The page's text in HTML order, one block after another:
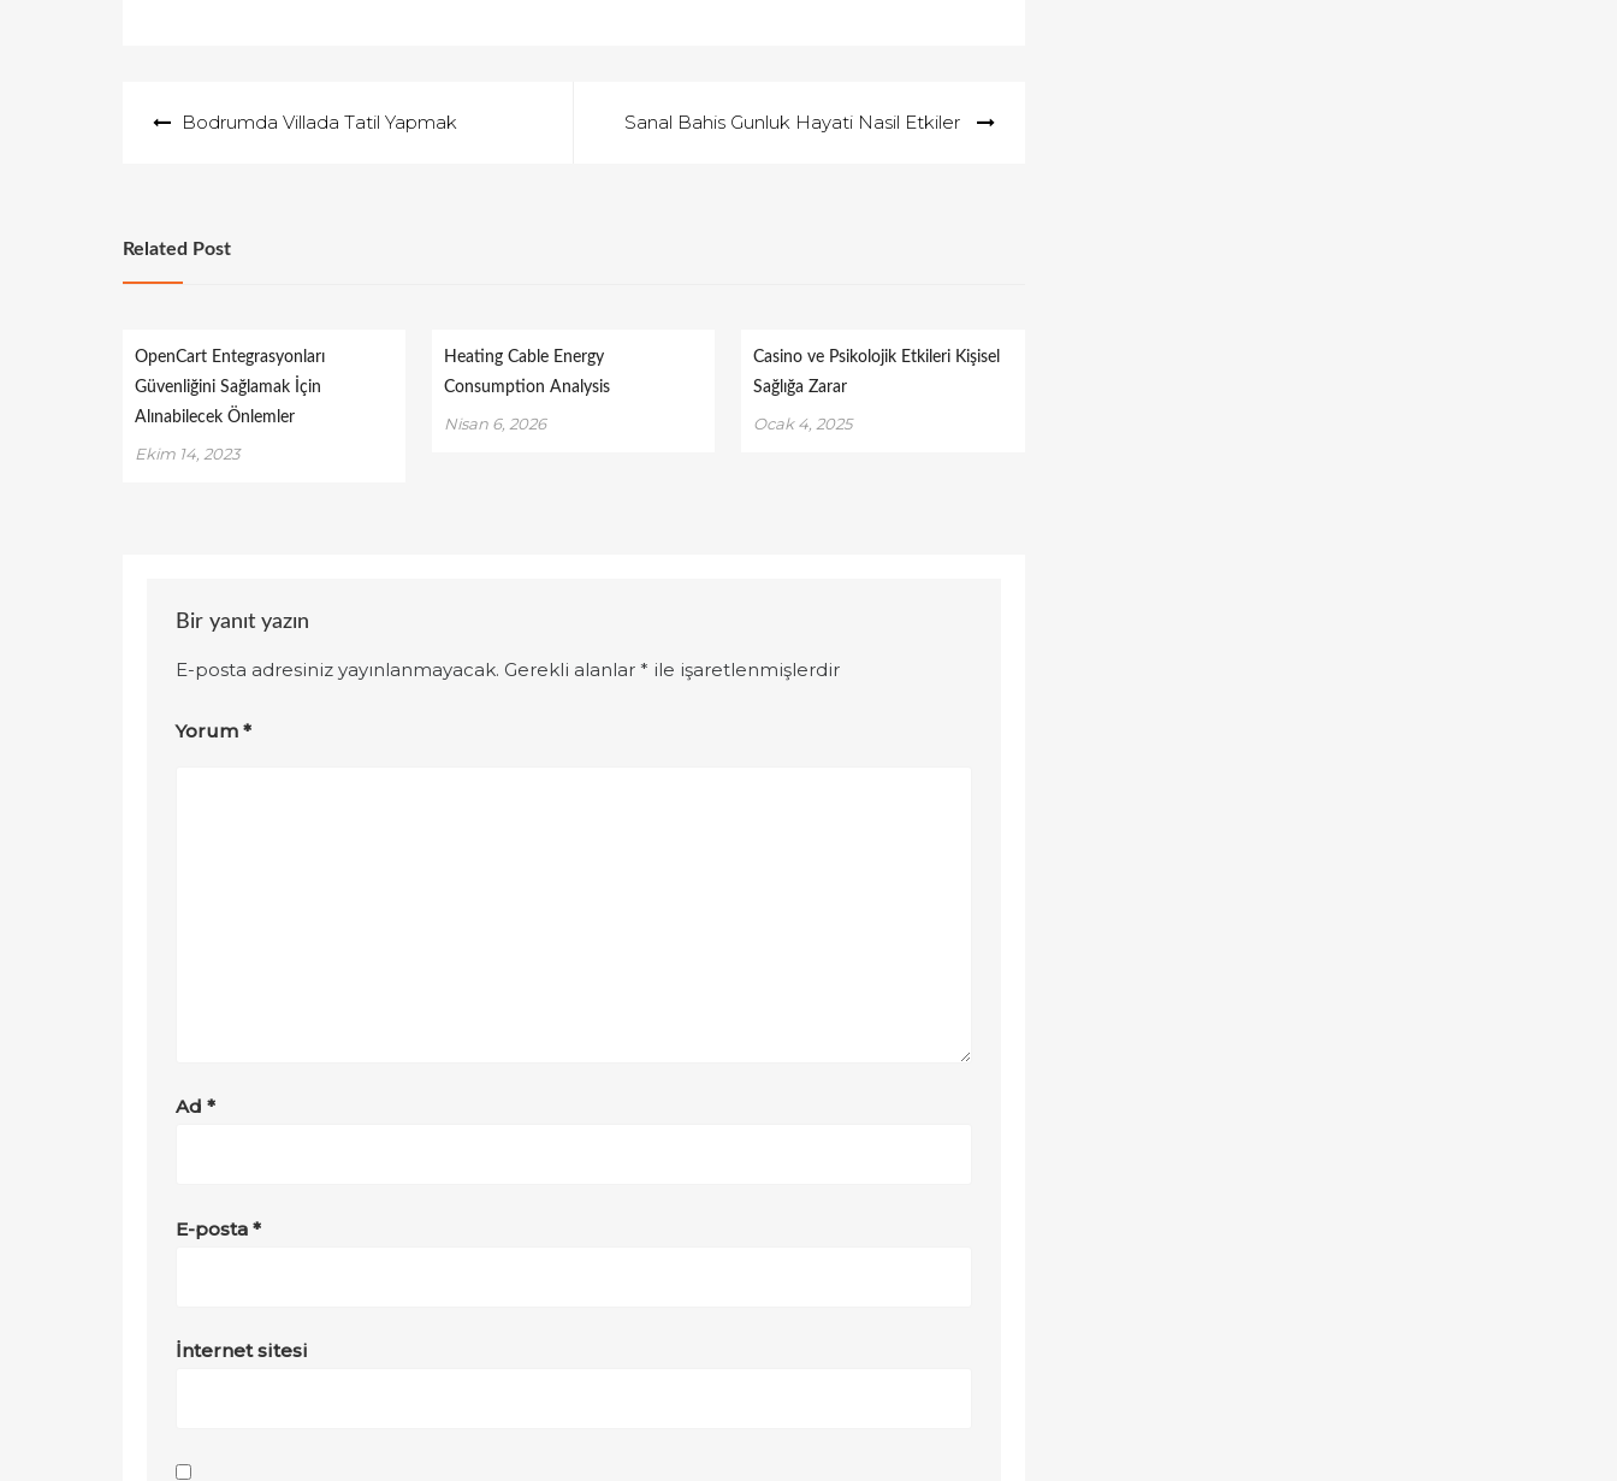
gezinmesi
Bodrumda Villada Tatil Yapmak Sanal Bahis Gunluk Hayati Nasil Etkiler
Related Post
OpenCart Entegrasyonları
Güvenliğini Sağlamak İçin
Alınabilecek Önlemler
Ekim 14, 2023
Heating Cable Energy
Consumption Analysis
Nisan 6, 2026
Casino ve Psikolojik Etkileri Kişisel
Sağlığa Zarar
Ocak 4, 2025
Bir yanıt yazın
E-posta adresiniz yayınlanmayacak. Gerekli alanlar* ile işaretlenmişlerdir
Yorum*
Ad*
E-posta*
İnternet sitesi